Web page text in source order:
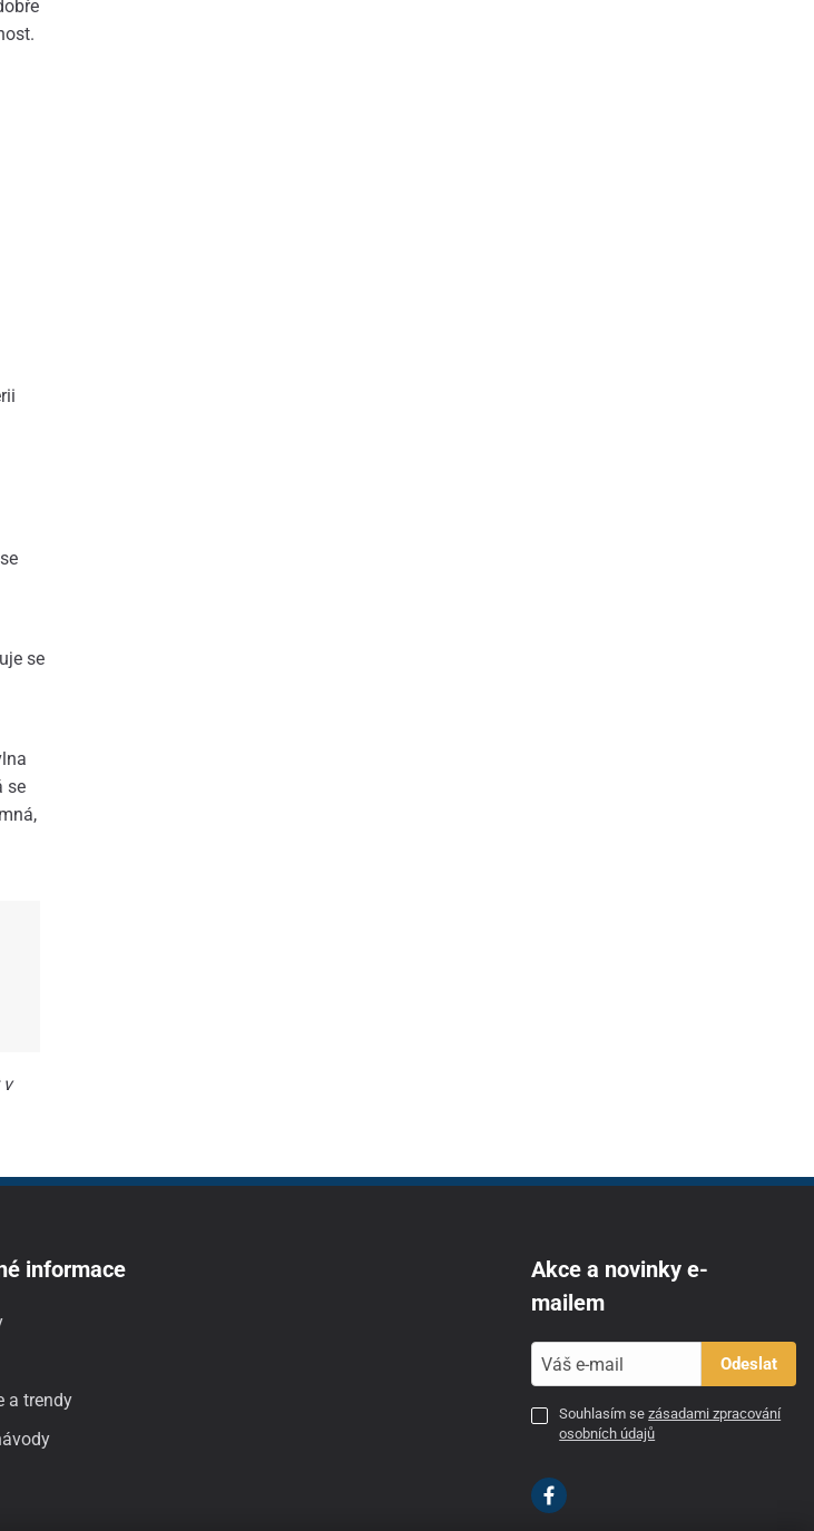
se
se
informace
a trendy
Akce a novinky e-
mailem
Odeslat
Souhlasím sezásadami zpracování
osobních údajů